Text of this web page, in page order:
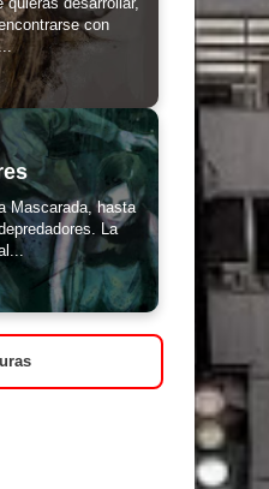
con
Mascarada, hasta
La